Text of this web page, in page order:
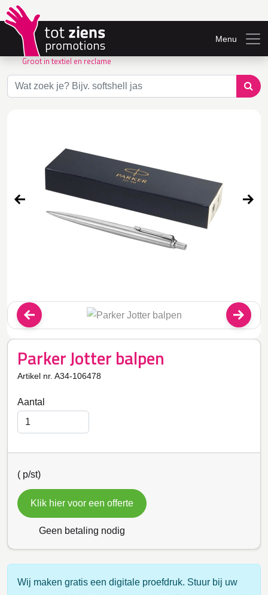
Groot in textiel en reclame
Menu
Parker Jotter balpen
Artikel nr. A34-106478
Aantal
( p/st)
Klik hier voor een offerte
Geen betaling nodig
Wij maken gratis een digitale proefdruk. Stuur bij uw